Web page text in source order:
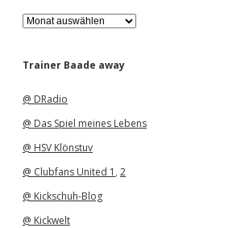
A
r
h
Trainer Baade away
@ DRadio
@ Das Spiel meines Lebens
@ HSV Klönstuv
@ Clubfans United 1 , 2
@ Kickschuh-Blog
@ Kickwelt